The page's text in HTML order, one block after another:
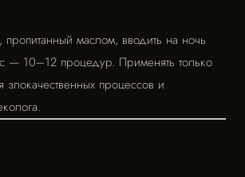
маслом, вводить на ночь
— 10–12 процедур. Применять только
процессов и